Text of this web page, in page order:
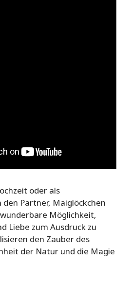
oder als
Partner, Maiglöckchen
Möglichkeit,
Liebe zum Ausdruck zu
den Zauber des
der Natur und die Magie